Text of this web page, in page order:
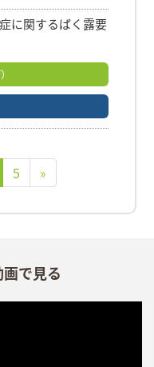
に関するばく露要
5 »
で見る